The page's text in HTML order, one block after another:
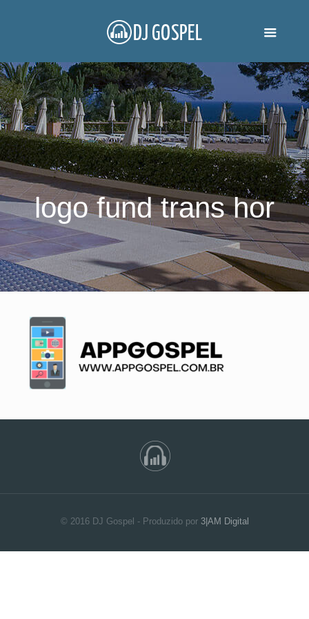
logo fund trans hor
© 2016 DJ Gospel - Produzido por 3|AM Digital